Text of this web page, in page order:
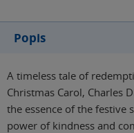
Popis
A timeless tale of
Christmas Carol, Charles
the essence of the festive
power of kindness and